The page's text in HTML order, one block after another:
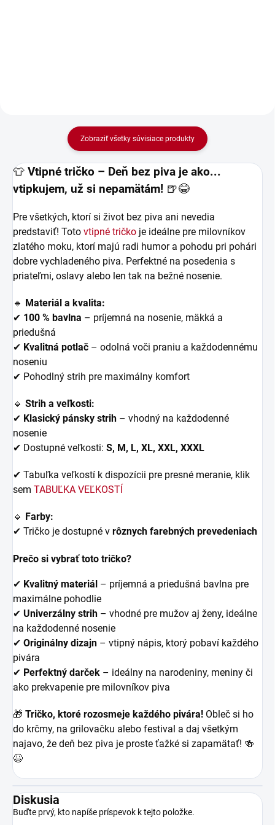
Zobraziť všetky súvisiace produkty
👕 Vtipné tričko – Deň bez piva je ako...
vtipkujem, už si nepamätám! 🍺😂
Pre všetkých, ktorí si život bez piva ani nevedia
predstaviť! Toto vtipné tričko je ideálne pre milovníkov
zlatého moku, ktorí majú radi humor a pohodu pri pohári
dobre vychladeného piva. Perfektné na posedenia s
priateľmi, oslavy alebo len tak na bežné nosenie.
🔹 Materiál a kvalita:
✔ 100 % bavlna – príjemná na nosenie, mäkká a
priedušná
✔ Kvalitná potlač – odolná voči praniu a každodennému
noseniu
✔ Pohodlný strih pre maximálny komfort
🔹 Strih a veľkosti:
✔ Klasický pánsky strih – vhodný na každodenné
nosenie
✔ Dostupné veľkosti: S, M, L, XL, XXL, XXXL
✔ Tabuľka veľkostí k dispozícii pre presné meranie, klik
sem TABUĽKA VEĽKOSTÍ
🔹 Farby:
✔ Tričko je dostupné v rôznych farebných prevedeniach
Prečo si vybrať toto tričko?
✔ Kvalitný materiál – príjemná a priedušná bavlna pre
maximálne pohodlie
✔ Univerzálny strih – vhodné pre mužov aj ženy, ideálne
na každodenné nosenie
✔ Originálny dizajn – vtipný nápis, ktorý pobaví každého
pivára
✔ Perfektný darček – ideálny na narodeniny, meniny či
ako prekvapenie pre milovníkov piva
🎁 Tričko, ktoré rozosmeje každého pivára! Obleč si ho
do krčmy, na grilovačku alebo festival a daj všetkým
najavo, že deň bez piva je proste ťažké si zapamätať! 🍻
😆
Diskusia
Buďte prvý, kto napíše príspevok k tejto položke.